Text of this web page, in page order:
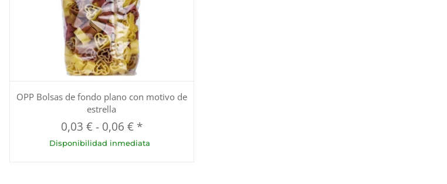
OPP Bolsas de fondo plano con motivo de
estrella
0,03 €- 0,06 € *
Disponibilidad inmediata